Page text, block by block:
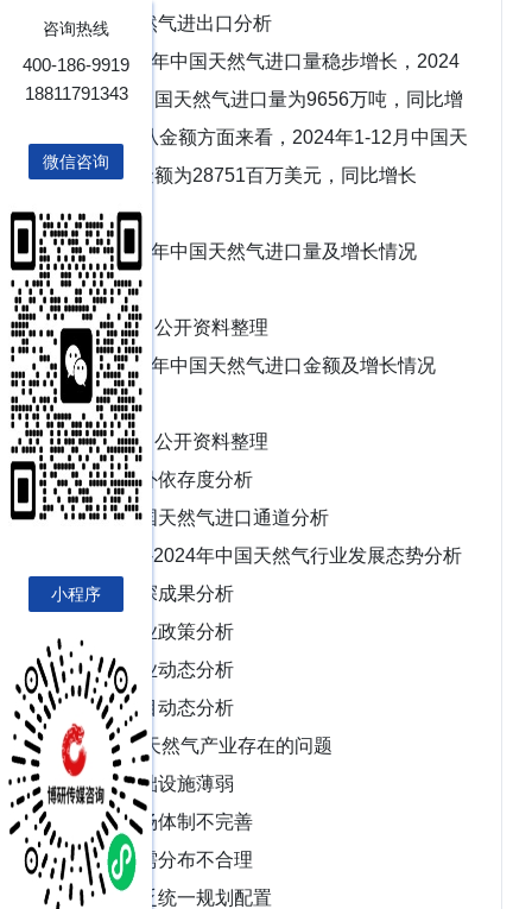
2.4.3 天然气进出口分析
2018-2024年中国天然气进口量稳步增长，2024
年1-12月中国天然气进口量为9656万吨，同比增
长6.9%。从金额方面来看，2024年1-12月中国天
然气进口金额为28751百万美元，同比增长
12.8%。
2018-2024年中国天然气进口量及增长情况
数据来源：公开资料整理
2018-2024年中国天然气进口金额及增长情况
数据来源：公开资料整理
2.4.4 对外依存度分析
2.4.5 中国天然气进口通道分析
2.5 2018-2024年中国天然气行业发展态势分析
2.5.1 勘探成果分析
2.5.2 行业政策分析
2.5.3 行业动态分析
2.5.4 项目动态分析
2.6 中国天然气产业存在的问题
2.6.1 基础设施薄弱
2.6.2 市场体制不完善
2.6.3 供需分布不合理
2.6.4 缺乏统一规划配置
咨询热线
400-186-9919
18811791343
微信咨询
小程序